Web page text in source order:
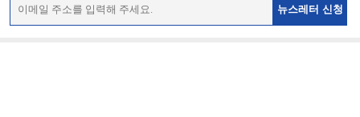
뉴스레터 신청